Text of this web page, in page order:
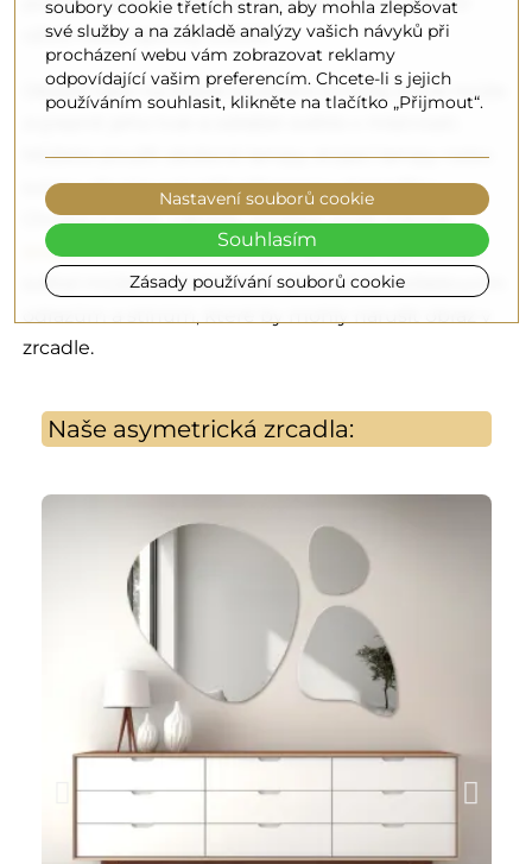
oživit nebo opticky zvětšit.
Dbejte také na dobré osvětlení zrcadla, které může
Můžete použít závěsné lampy, stojací lampy nebo
svícny, abyste vytvořili příjemnou atmosféru.
Chcete-li snížit náklady, můžete zvolit hotové
zrcadlo s LED podsvícením. Správné rozmístění
světel může navíc pomoci vyhnout se nežádoucím
zrcadle.
Naše asymetrická zrcadla:
soubory cookie třetích stran, aby mohla zlepšovat
své služby a na základě analýzy vašich návyků při
procházení webu vám zobrazovat reklamy
odpovídající vašim preferencím. Chcete-li s jejich
používáním souhlasit, klikněte na tlačítko „Přijmout“.
Zásady používání souborů cookie
Nastavení souborů cookie
Souhlasím